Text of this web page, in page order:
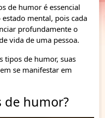
de humor é essencial
mental, pois cada
profundamente o
vida de uma pessoa.
tipos de humor, suas
se manifestar em
de humor?